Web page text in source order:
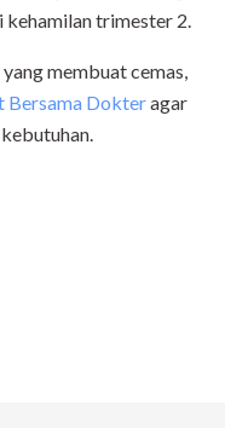
trimester 2.
membuat cemas,
Bersama Dokteragar